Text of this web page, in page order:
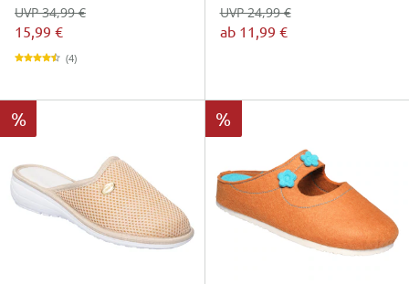
15,99 €
UVP 34,99 €
(4)
ab 11,99 €
UVP 24,99 €
% %